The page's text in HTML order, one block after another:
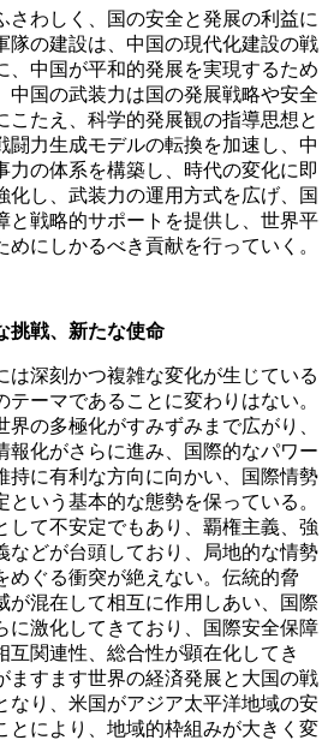
わしく、国の安全と発展の利益に
隊の建設は、中国の現代化建設の戦
、中国が平和的発展を実現するため
中国の武装力は国の発展戦略や安全
こたえ、科学的発展観の指導思想と
闘力生成モデルの転換を加速し、中
力の体系を構築し、時代の変化に即
化し、武装力の運用方式を広げ、国
と戦略的サポートを提供し、世界平
にしかるべき貢献を行っていく。
挑戦、新たな使命
深刻かつ複雑な変化が生じている
ーマであることに変わりはない。
の多極化がすみずみまで広がり、
報化がさらに進み、国際的なパワー
持に有利な方向に向かい、国際情勢
いう基本的な態勢を保っている。
して不安定でもあり、覇権主義、強
などが台頭しており、局地的な情勢
めぐる衝突が絶えない。伝統的脅
が混在して相互に作用しあい、国際
に激化してきており、国際安全保障
互関連性、総合性が顕在化してき
ますます世界の経済発展と大国の戦
なり、米国がアジア太平洋地域の安
とにより、地域的枠組みが大きく変